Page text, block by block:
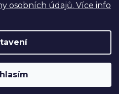
osobních údajů. Více info
Při objednání a
Shoptet
. Všechna práva vyhrazena.
cookies